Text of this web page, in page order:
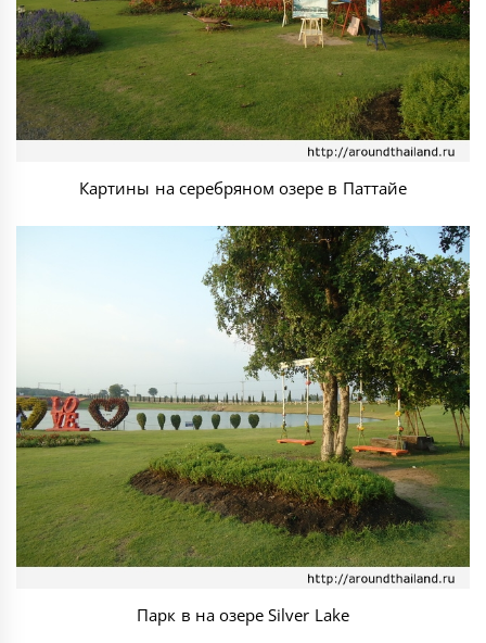
Картины на серебряном озере в Паттайе
Парк в на озере Silver Lake